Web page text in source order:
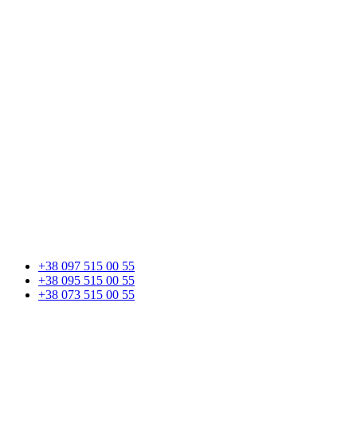
+38 097 515 00 55
+38 095 515 00 55
+38 073 515 00 55